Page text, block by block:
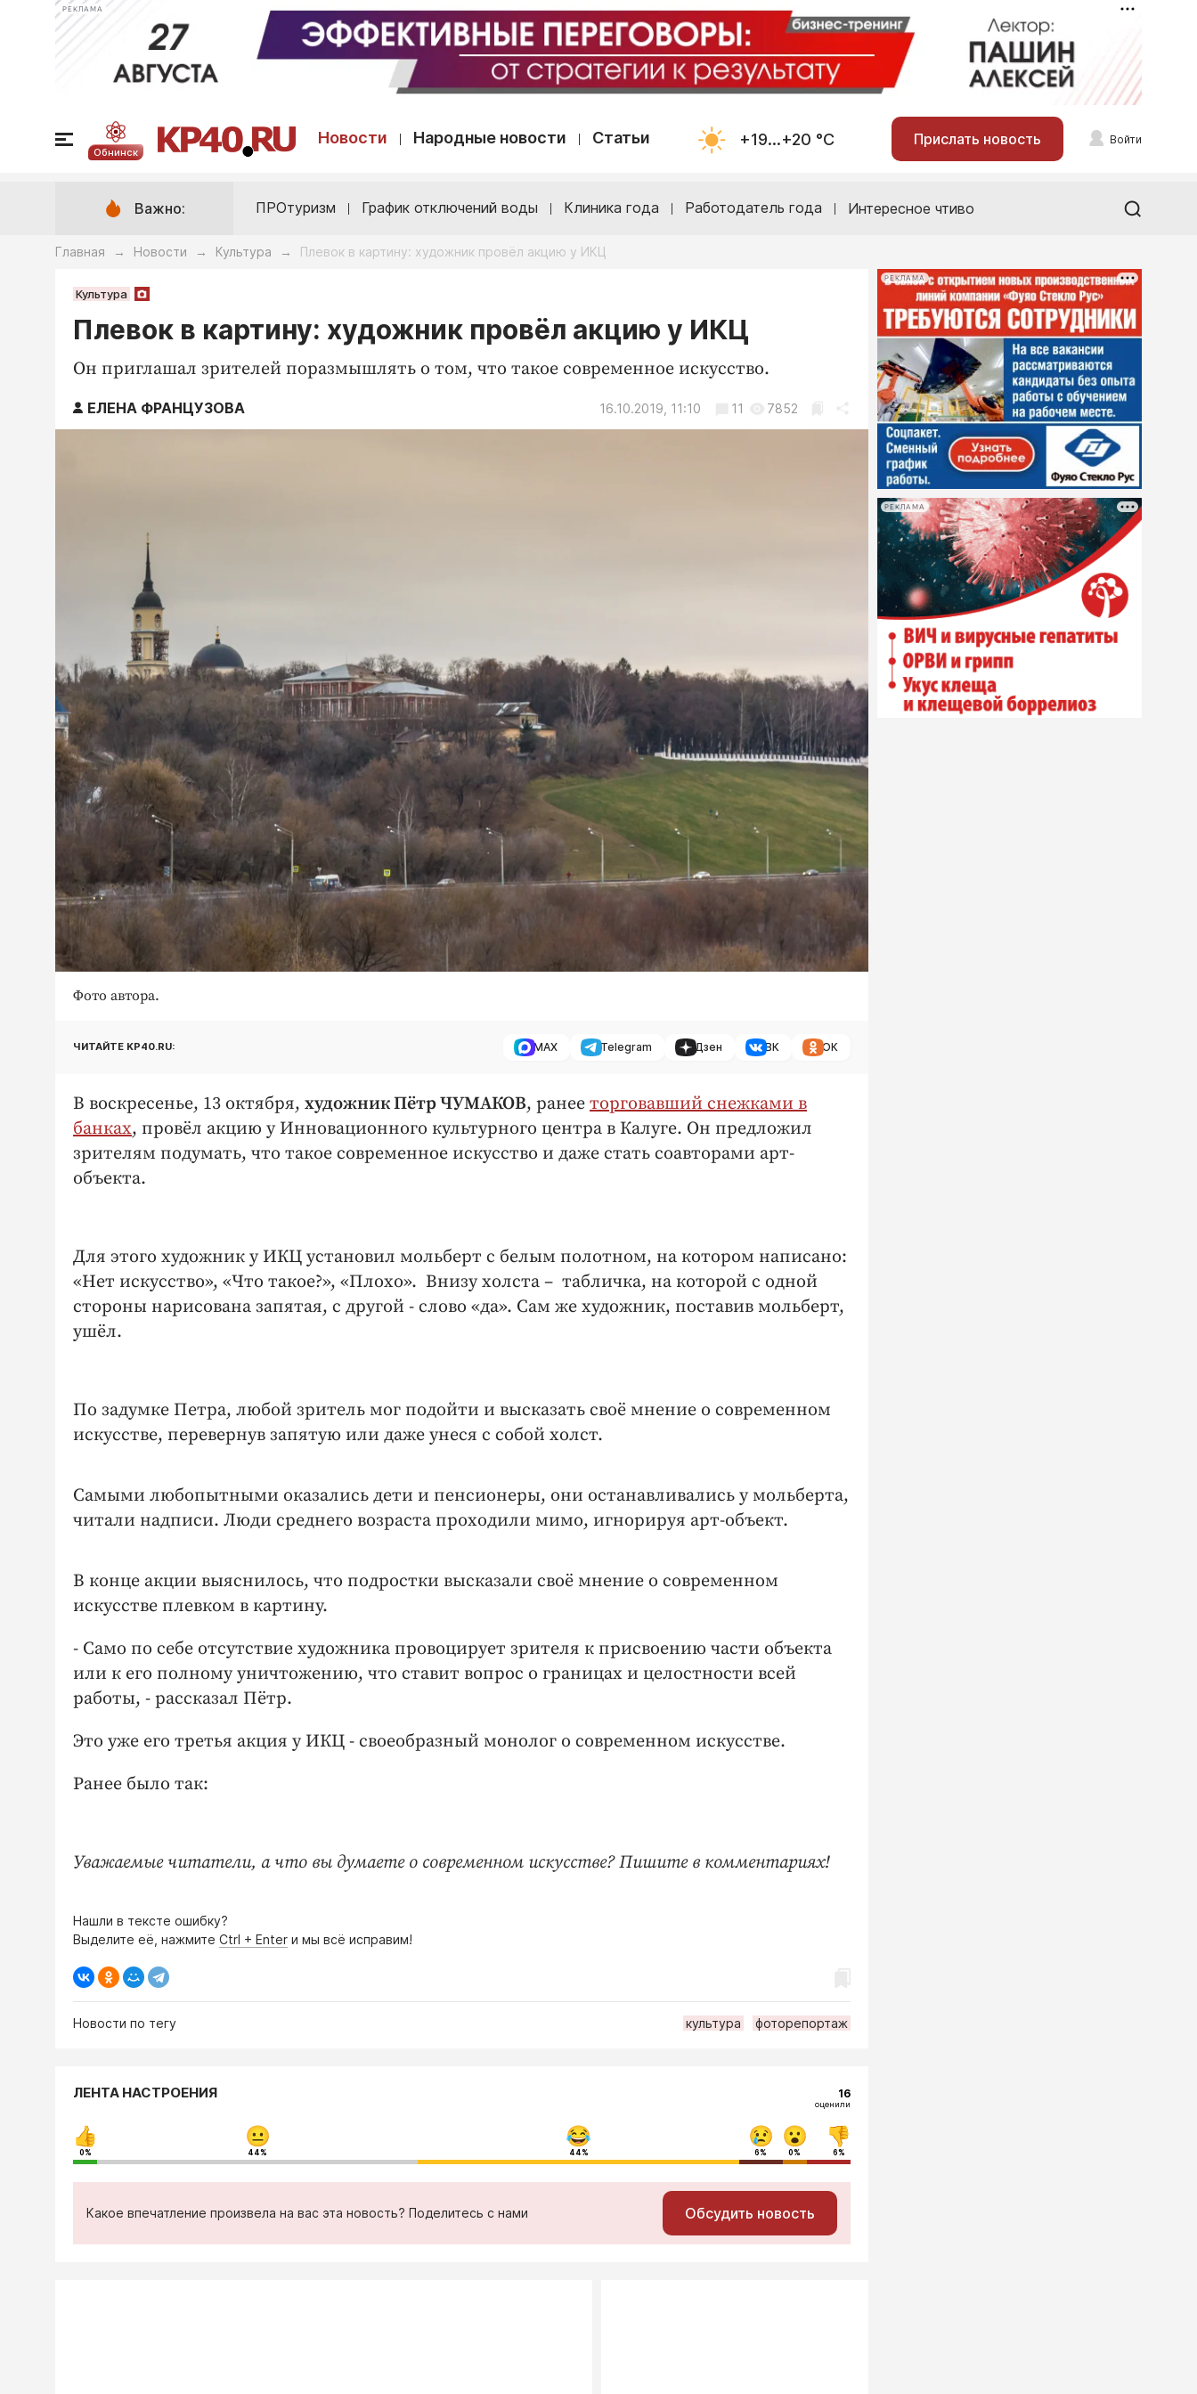
РЕКЛАМА
Обнинск
Новости Народные новости Статьи +19...+20 °С Прислать новость Войти
Важно: ПРОтуризм График отключений воды Клиника года Работодатель года Интересное чтиво
Главная → Новости → Культура → Плевок в картину: художник провёл акцию у ИКЦ
Культура
Плевок в картину: художник провёл акцию у ИКЦ
Он приглашал зрителей поразмышлять о том, что такое современное искусство.
ЕЛЕНА ФРАНЦУЗОВА 16.10.2019, 11:10 11 7852
Фото автора.
ЧИТАЙТЕ KP40.RU: MAX Telegram Дзен ВК ОК
В воскресенье, 13 октября, художник Пётр ЧУМАКОВ, ранее торговавший снежками в
банках, провёл акцию у Инновационного культурного центра в Калуге. Он предложил
зрителям подумать, что такое современное искусство и даже стать соавторами арт-
объекта.
Для этого художник у ИКЦ установил мольберт с белым полотном, на котором написано:
«Нет искусство», «Что такое?», «Плохо». Внизу холста – табличка, на которой с одной
стороны нарисована запятая, с другой - слово «да». Сам же художник, поставив мольберт,
ушёл.
По задумке Петра, любой зритель мог подойти и высказать своё мнение о современном
искусстве, перевернув запятую или даже унеся с собой холст.
Самыми любопытными оказались дети и пенсионеры, они останавливались у мольберта,
читали надписи. Люди среднего возраста проходили мимо, игнорируя арт-объект.
В конце акции выяснилось, что подростки высказали своё мнение о современном
искусстве плевком в картину.
- Само по себе отсутствие художника провоцирует зрителя к присвоению части объекта
или к его полному уничтожению, что ставит вопрос о границах и целостности всей
работы, - рассказал Пётр.
Это уже его третья акция у ИКЦ - своеобразный монолог о современном искусстве.
Ранее было так:
Уважаемые читатели, а что вы думаете о современном искусстве? Пишите в комментариях!
Нашли в тексте ошибку?
Выделите её, нажмите Ctrl + Enter и мы всё исправим!
Новости по тегу культура фоторепортаж
РЕКЛАМА
РЕКЛАМА
ЛЕНТА НАСТРОЕНИЯ 16
оценили
0% 44% 44% 6% 0% 6%
Какое впечатление произвела на вас эта новость? Поделитесь с нами Обсудить новость